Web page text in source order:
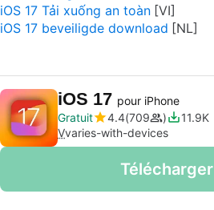
iOS 17 Tải xuống an toàn
iOS 17 beveiligde download
iOS 17 pour iPhone
Gratuit
4.4 709
11.9K
Vvaries-with-devices
Télécharger